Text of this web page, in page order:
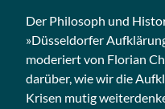
Der Phi­lo­soph und
»Düs­sel­dor­fer
mode­riert von Flo­ri­an
dar­über, wie wir die
Kri­sen mutig